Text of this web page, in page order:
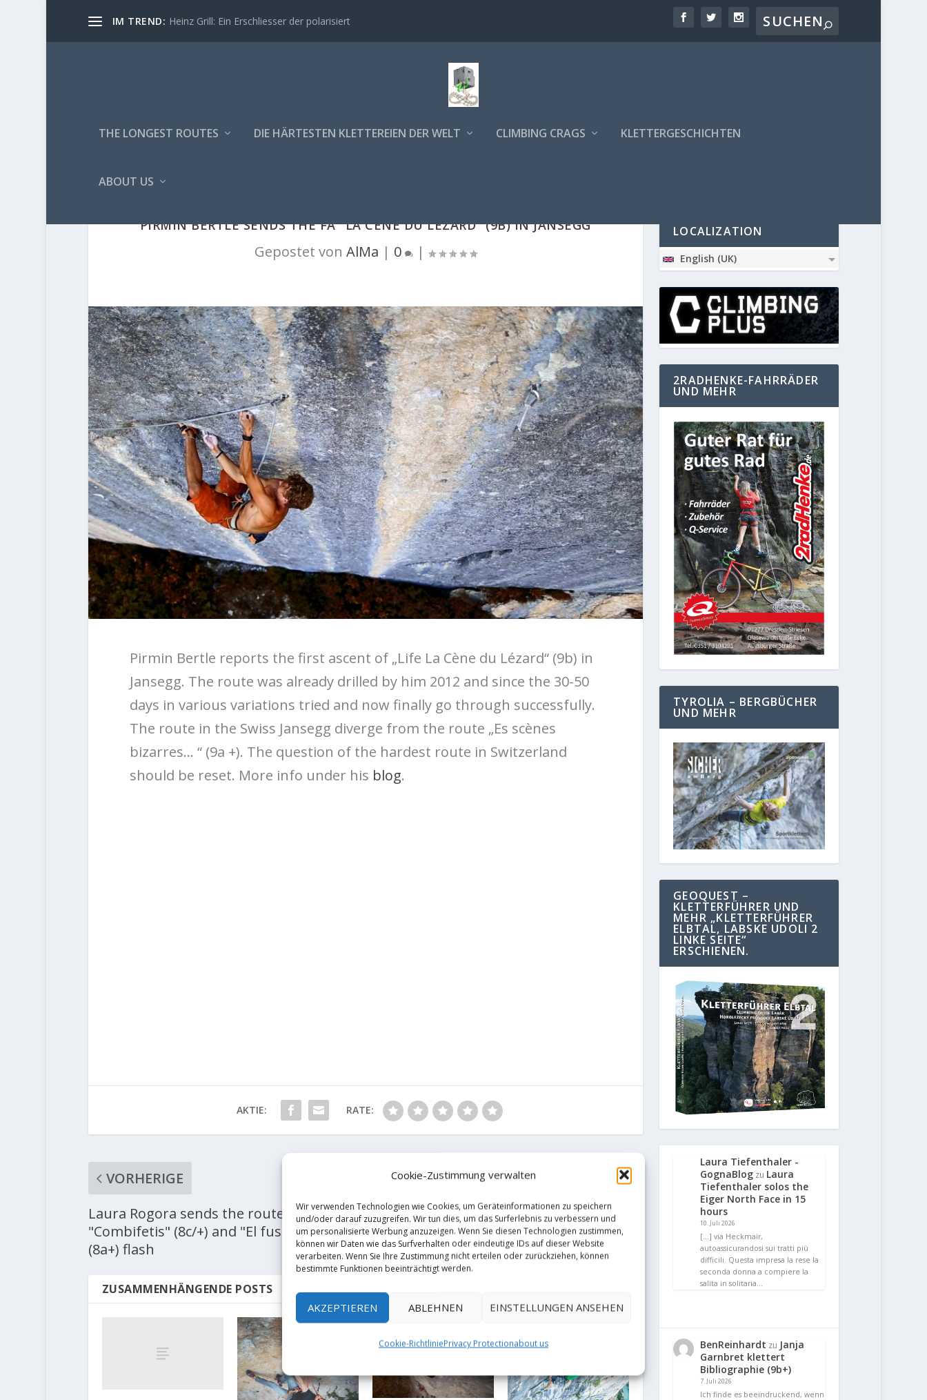
Cookie-Zustimmung verwalten
Wir verwenden Technologien wie Cookies, um Geräteinformationen zu speichern
und/oder darauf zuzugreifen. Wir tun dies, um das Surferlebnis zu verbessern und
um personalisierte Werbung anzuzeigen. Wenn Sie diesen Technologien zustimmen,
können wir Daten wie das Surfverhalten oder eindeutige IDs auf dieser Website
verarbeiten. Wenn Sie Ihre Zustimmung nicht erteilen oder zurückziehen, können
bestimmte Funktionen beeinträchtigt werden.
AKZEPTIEREN ABLEHNEN EINSTELLUNGEN ANSEHEN
Cookie-RichtliniePrivacy Protectionabout us
IM TREND: Heinz Grill: Ein Erschliesser der polarisiert
THE LONGEST ROUTES DIE HÄRTESTEN KLETTEREIEN DER WELT CLIMBING CRAGS KLETTERGESCHICHTEN
ABOUT US
PIRMIN BERTLE SENDS THE FA "LA CÈNE DU LÉZARD" (9B) IN JANSEGG
Gepostet von AlMa | 0 |
Pirmin Bertle reports the first ascent of „Life La Cène du Lézard“ (9b) in
Jansegg. The route was already drilled by him 2012 and since the 30-50
days in various variations tried and now finally go through successfully.
The route in the Swiss Jansegg diverge from the route „Es scènes
bizarres… “ (9a +). The question of the hardest route in Switzerland
should be reset. More info under his blog.
AKTIE: RATE:
VORHERIGE
Laura Rogora sends the routes
"Combifetis" (8c/+) and "El fustigador"
(8a+) flash
NÄCHSTE
Shawn Raboutou send his first 8c+
with"Duele La Realidad" and his first
9a+ with "First Ley"
ZUSAMMENHÄNGENDE POSTS
LOCALIZATION
English (UK)
2RADHENKE-FAHRRÄDER
UND MEHR
TYROLIA – BERGBÜCHER
UND MEHR
GEOQUEST –
KLETTERFÜHRER UND
MEHR „KLETTERFÜHRER
ELBTAL, LABSKE UDOLI 2
LINKE SEITE“
ERSCHIENEN.
Laura Tiefenthaler -
GognaBlog zu Laura
Tiefenthaler solos the
Eiger North Face in 15
hours
10. Juli 2026
[…] via Heckmair,
autoassicurandosi sui tratti più
difficili. Questa impresa la rese la
seconda donna a compiere la
salita in solitaria…
BenReinhardt zu Janja
Garnbret klettert
Bibliographie (9b+)
7. Juli 2026
Ich finde es beeindruckend, wenn